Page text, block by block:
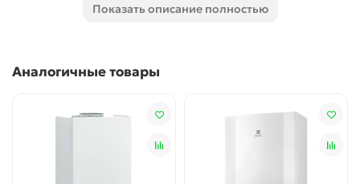
проточные водонагреватели ЭВАН проходят тщательную
Показать описание полностью
Аналогичные товары